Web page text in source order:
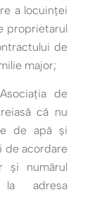
a locuinţei
proprietarul
de
major;
de
că nu
de apă şi
de acordare
şi numărul
la adresa